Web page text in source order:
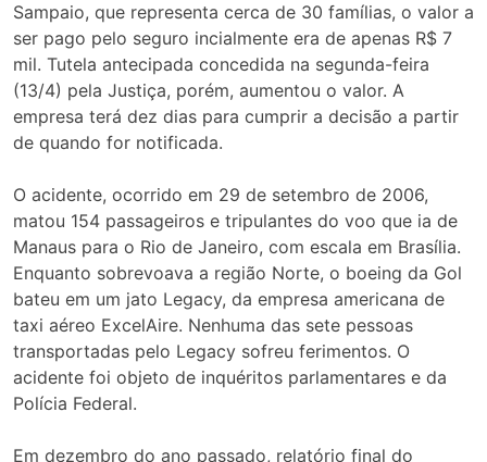
Sampaio, que representa cerca de 30 famílias, o valor a
ser pago pelo seguro incialmente era de apenas R$ 7
mil. Tutela antecipada concedida na segunda-feira
(13/4) pela Justiça, porém, aumentou o valor. A
empresa terá dez dias para cumprir a decisão a partir
de quando for notificada.
O acidente, ocorrido em 29 de setembro de 2006,
matou 154 passageiros e tripulantes do voo que ia de
Manaus para o Rio de Janeiro, com escala em Brasília.
Enquanto sobrevoava a região Norte, o boeing da Gol
bateu em um jato Legacy, da empresa americana de
taxi aéreo ExcelAire. Nenhuma das sete pessoas
transportadas pelo Legacy sofreu ferimentos. O
acidente foi objeto de inquéritos parlamentares e da
Polícia Federal.
Em dezembro do ano passado, relatório final do